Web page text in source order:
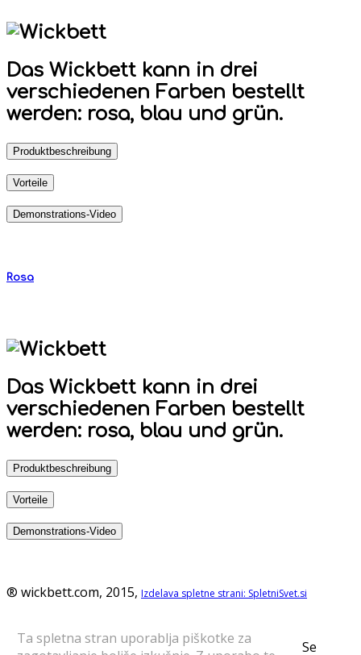
Das Wickbett kann in drei
verschiedenen Farben bestellt
werden: rosa, blau und grün.
Produktbeschreibung
Vorteile
Demonstrations-Video
Rosa
Das Wickbett kann in drei
verschiedenen Farben bestellt
werden: rosa, blau und grün.
Produktbeschreibung
Vorteile
Demonstrations-Video
® wickbett.com, 2015, Izdelava spletne strani: SpletniSvet.si
Ta spletna stran uporablja piškotke za
Se